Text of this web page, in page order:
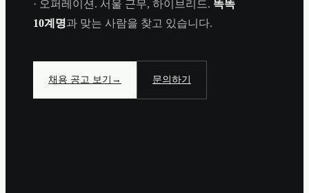
· 오퍼레이션. 서울 근무, 하이브리드. 똑똑
10계명과 맞는 사람을 찾고 있습니다.
채용 공고 보기 → 문의하기